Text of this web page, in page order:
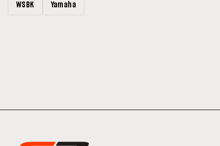
WSBK Yamaha